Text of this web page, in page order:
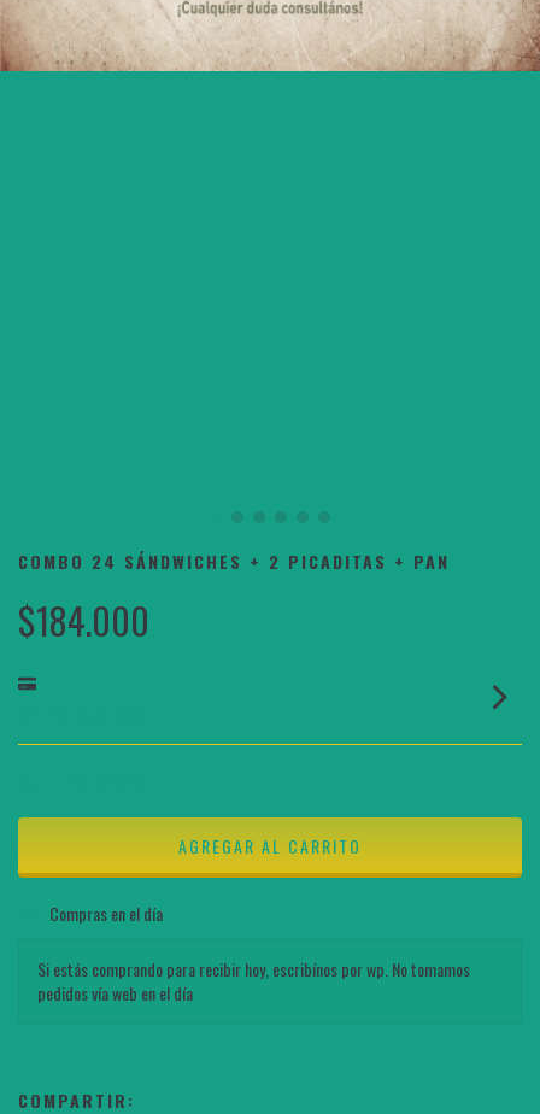
COMBO 24 SÁNDWICHES + 2 PICADITAS + PAN
$184.000
Compras en el día
Si estás comprando para recibir hoy, escribínos por wp. No tomamos
pedidos vía web en el día
COMPARTIR: